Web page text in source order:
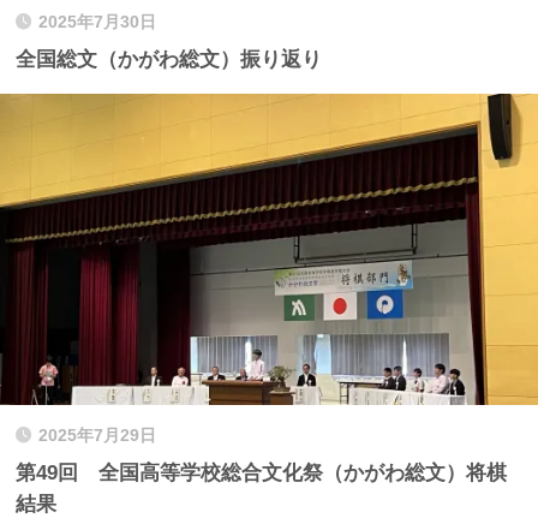
2025年7月30日
全国総文（かがわ総文）振り返り
2025年7月29日
第49回 全国高等学校総合文化祭（かがわ総文）将棋
結果